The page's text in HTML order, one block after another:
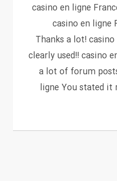
casino en ligne
casino en ligne
Thanks a lot!
clearly used!! casino
a lot of forum
ligne You stated it